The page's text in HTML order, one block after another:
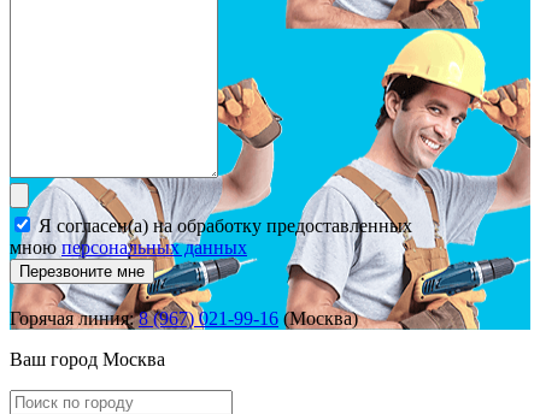
Я согласен(а) на обработку предоставленных
мною персональных данных
Перезвоните мне
Горячая линия:8 (967) 021-99-16 (Москва)
Ваш город Москва